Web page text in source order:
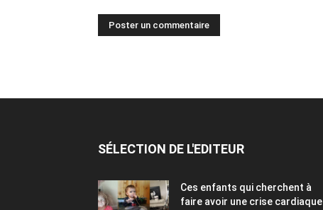
SÉLECTION DE L'EDITEUR
Ces enfants qui cherchent à
faire avoir une crise cardiaque